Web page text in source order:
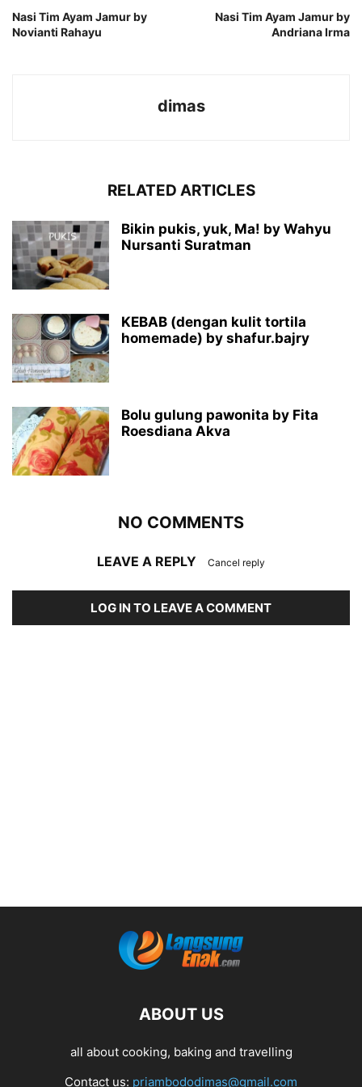
Nasi Tim Ayam Jamur by
Novianti Rahayu
Nasi Tim Ayam Jamur by
Andriana Irma
dimas
RELATED ARTICLES
Bikin pukis, yuk, Ma! by Wahyu
Nursanti Suratman
KEBAB (dengan kulit tortila
homemade) by shafur.bajry
Bolu gulung pawonita by Fita
Roesdiana Akva
NO COMMENTS
LEAVE A REPLY Cancel reply
LOG IN TO LEAVE A COMMENT
ABOUT US
all about cooking, baking and travelling
Contact us: priambododimas@gmail.com